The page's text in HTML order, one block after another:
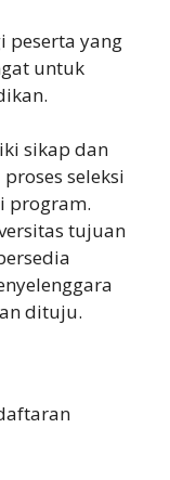
peserta yang
untuk
sikap dan
seleksi
program.
tujuan
dituju.